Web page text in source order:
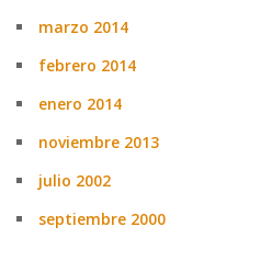
marzo 2014
febrero 2014
enero 2014
noviembre 2013
julio 2002
septiembre 2000